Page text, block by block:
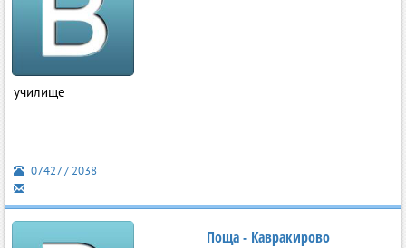
училище
07427 / 2038
Поща - Кавракирово